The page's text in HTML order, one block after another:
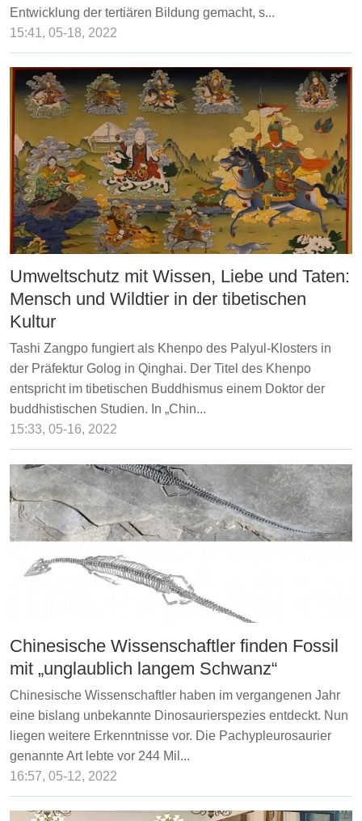
Entwicklung der tertiären Bildung gemacht, s...
15:41, 05-18, 2022
Umweltschutz mit Wissen, Liebe und Taten:
Mensch und Wildtier in der tibetischen
Kultur
Tashi Zangpo fungiert als Khenpo des Palyul-Klosters in
der Präfektur Golog in Qinghai. Der Titel des Khenpo
entspricht im tibetischen Buddhismus einem Doktor der
buddhistischen Studien. In „Chin...
15:33, 05-16, 2022
Chinesische Wissenschaftler finden Fossil
mit „unglaublich langem Schwanz“
Chinesische Wissenschaftler haben im vergangenen Jahr
eine bislang unbekannte Dinosaurierspezies entdeckt. Nun
liegen weitere Erkenntnisse vor. Die Pachypleurosaurier
genannte Art lebte vor 244 Mil...
16:57, 05-12, 2022